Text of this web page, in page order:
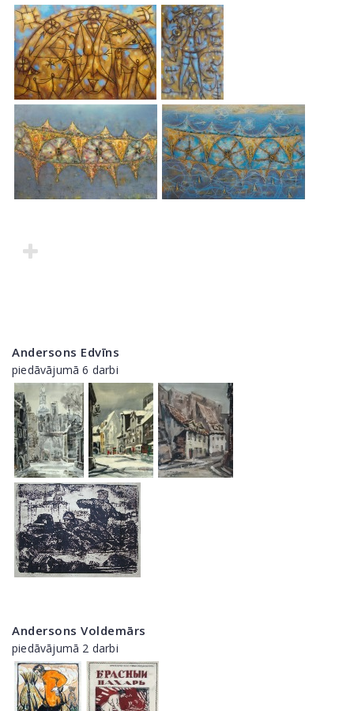
Andersons Edvīns
piedāvājumā 6 darbi
Andersons Voldemārs
piedāvājumā 2 darbi